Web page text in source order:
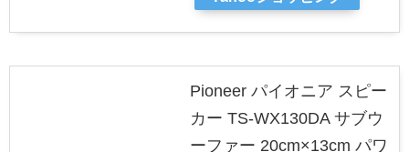
Pioneer パイオニア スピー
カー TS-WX130DA サブウ
ーファー 20cm×13cm パワ